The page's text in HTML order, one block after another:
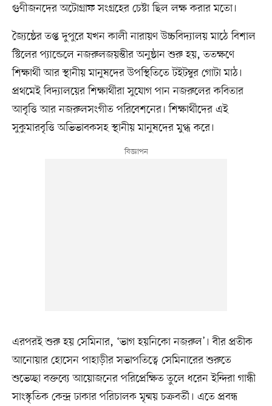
গুণীজনদের অটোগ্রাফ সংগ্রহের চেষ্টা ছিল লক্ষ করার মতো।
জ্যৈষ্ঠের তপ্ত দুপুরে যখন কালী নারায়ণ উচ্চবিদ্যালয় মাঠে বিশাল
স্টিলের প্যান্ডেলে নজরুলজয়ন্তীর অনুষ্ঠান শুরু হয়, ততক্ষণে
শিক্ষার্থী আর স্থানীয় মানুষদের উপস্থিতিতে টইটম্বুর গোটা মাঠ।
প্রথমেই বিদ্যালয়ের শিক্ষার্থীরা সুযোগ পান নজরুলের কবিতার
আবৃত্তি আর নজরুলসংগীত পরিবেশনের। শিক্ষার্থীদের এই
সুকুমারবৃত্তি অভিভাবকসহ স্থানীয় মানুষদের মুগ্ধ করে।
এরপরই শুরু হয় সেমিনার, ‘ভাগ হয়নিকো নজরুল’। বীর প্রতীক
আনোয়ার হোসেন পাহাড়ীর সভাপতিত্বে সেমিনারের শুরুতে
শুভেচ্ছা বক্তব্যে আয়োজনের পরিপ্রেক্ষিত তুলে ধরেন ইন্দিরা গান্ধী
সাংস্কৃতিক কেন্দ্র ঢাকার পরিচালক মৃন্ময় চক্রবর্তী। এতে প্রবন্ধ